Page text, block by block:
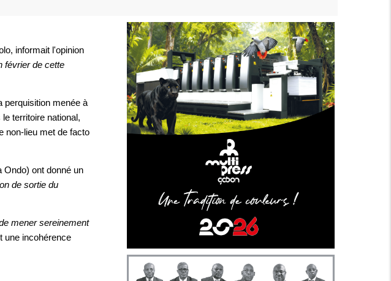
informait l'opinion
février de cette
perquisition menée à
territoire national,
non-lieu met de facto
ont donné un
de sortie du
mener sereinement
une incohérence